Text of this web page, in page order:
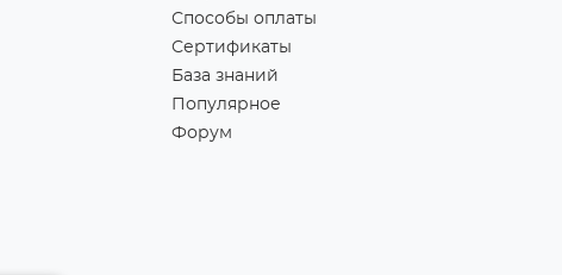
Способы оплаты
Сертификаты
База знаний
Популярное
Форум